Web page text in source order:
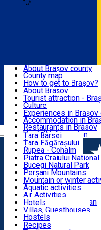
Română
BRAȘOV
EXPERIENCES
DESTINATIONS
NATURE
ACTIVE TOURISM
ACCOMMODATION
CULTURAL HERITAGE
About Brașov county
County map
How to get to Brașov?
Tourist Information
Tourist Guides
Brașov Tourism
Historical tourist
What would a local
Tourism news Brașov
Restaurants
About Brașov
Tourist attraction -
Culture
Tourist Information
Accommodation in
Restaurants in Brasov
Usefull information
Experiences in Brașov
Țara Bârsei
Țara Făgărașului
Rupea - Cohalm
ECO Destinations
Piatra Craiului
Bucegi Natural Park
Perșani Mountains
Făgăraș Mountains
Postăvarul Peak
Măgura Codlei
Ciucaș Mountains
Protected areas
Other natural attractions
Speoturism
Mountain or winter
Aquatic activities
Air Activities
Adventure, Equestrian
Cycling, Running
Other activities
Hotels
Villas, Guesthouses
Hostels
Cottages
Recipes